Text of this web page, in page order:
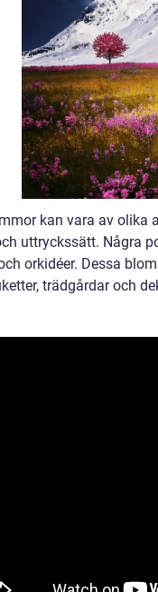
kan vara av olika
uttryckssätt. Några
orkidéer. Dessa
trädgårdar och